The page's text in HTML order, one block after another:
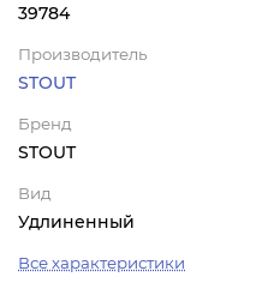
39784
Производитель
STOUT
Бренд
STOUT
Вид
Удлиненный
Все характеристики